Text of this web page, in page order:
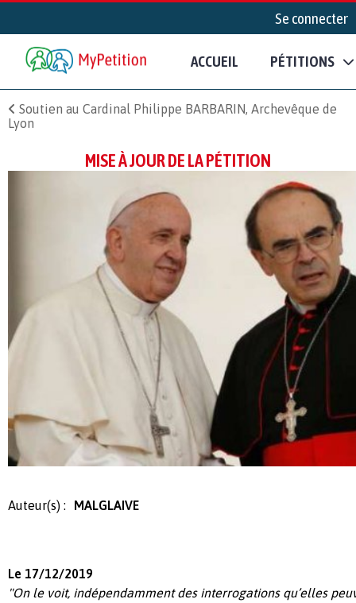
Se connecter
ACCUEIL PÉTITIONS
Soutien au Cardinal Philippe BARBARIN, Archevêque de
Lyon
MISE À JOUR DE LA PÉTITION
Auteur(s) : MALGLAIVE
Le 17/12/2019
"On le voit, indépendamment des interrogations qu’elles